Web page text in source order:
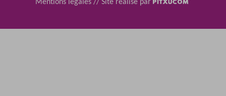
Mentions légales //Site réalisé par